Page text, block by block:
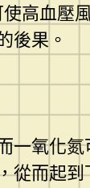
使高血壓
後果。
一氧化
從而起